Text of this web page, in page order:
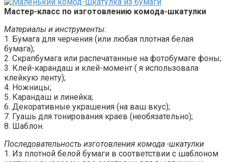
Мастер-класс по изготовлению комода-шкатулки
Материалы и инструменты:
1. Бумага для черчения (или любая плотная белая
бумага);
2. Скрапбумага или распечатанные на фотобумаге фоны;
3. Клей-карандаш и клей-момент ( я использовала
клейкую ленту);
4. Ножницы;
5. Карандаш и линейка;
6. Декоративные украшения (на ваш вкус);
7. Гуашь для тонирования краев (необязательно);
8. Шаблон.
Последовательность изготовления комода -шкатулки
1. Из плотной белой бумаги в соответствии с шаблоном